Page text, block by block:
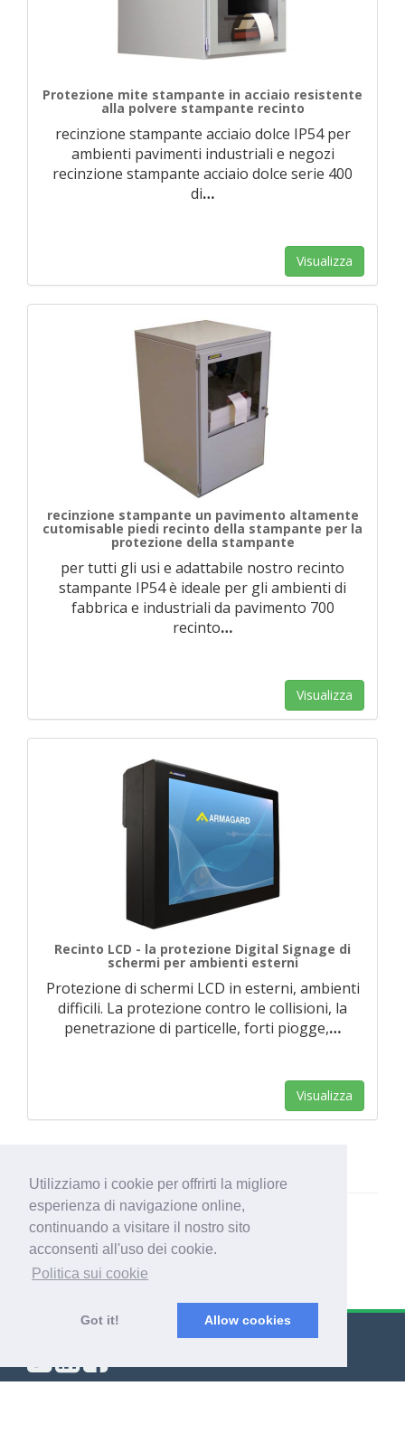
Utilizziamo i cookie per offrirti la migliore
esperienza di navigazione online,
continuando a visitare il nostro sito
acconsenti all'uso dei cookie.
Politica sui cookie
Got it! Allow cookies
Protezione mite stampante in acciaio resistente
alla polvere stampante recinto
recinzione stampante acciaio dolce IP54 per
ambienti pavimenti industriali e negozi
recinzione stampante acciaio dolce serie 400
di…
Visualizza
recinzione stampante un pavimento altamente
cutomisable piedi recinto della stampante per la
protezione della stampante
per tutti gli usi e adattabile nostro recinto
stampante IP54 è ideale per gli ambienti di
fabbrica e industriali da pavimento 700
recinto…
Visualizza
Recinto LCD - la protezione Digital Signage di
schermi per ambienti esterni
Protezione di schermi LCD in esterni, ambienti
difficili. La protezione contro le collisioni, la
penetrazione di particelle, forti piogge,…
Visualizza
© Export Worldwide 2026